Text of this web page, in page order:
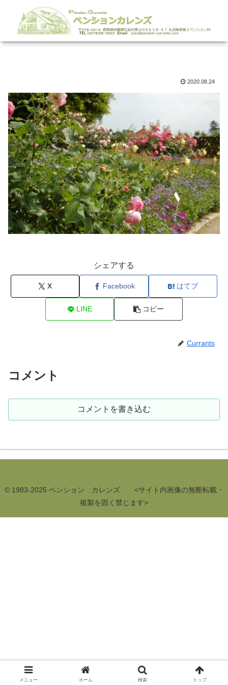
2020.08.24
シェアする
X Facebook はてブ
LINE コピー
Currants
コメント
コメントを書き込む
© 1983-2025 ペンション カレンズ <サイト内画像の無断転載・
複製を固く禁じます>
メニュー ホーム 検索 トップ